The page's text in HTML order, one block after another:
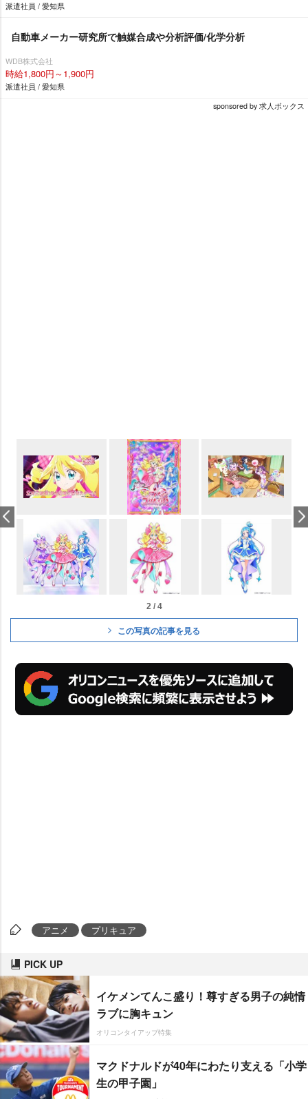
派遣社員 / 愛知県
自動車メーカー研究所で触媒合成や分析評価/化学分析
WDB株式会社
時給1,800円～1,900円
派遣社員 / 愛知県
sponsored by 求人ボックス
2 / 4
この写真の記事を見る
アニメ プリキュア
PICK UP
イケメンてんこ盛り！尊すぎる男子の純情
ラブに胸キュン
オリコンタイアップ特集
マクドナルドが40年にわたり支える「小学
生の甲子園」